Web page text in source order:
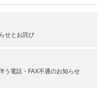
せとお詫び
う電話・FAX不通のお知らせ